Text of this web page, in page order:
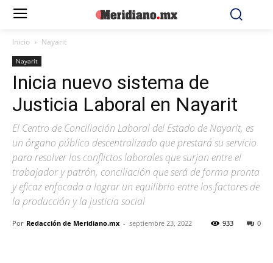
Inicio Nayarit
Nayarit
Inicia nuevo sistema de
Justicia Laboral en Nayarit
El Centro de Conciliación Laboral del Estado de Nayarit, es
un órgano público descentralizado que prestará su servicio
para resolver los conflictos laborales que surjan entre el
trabajador y patrón, conciliación que será de forma pronta
y eficaz enfocada a lograr un equilibrio entre los factores de
la producción y la justicia social
Por Redacción de Meridiano.mx - septiembre 23, 2022 0
933